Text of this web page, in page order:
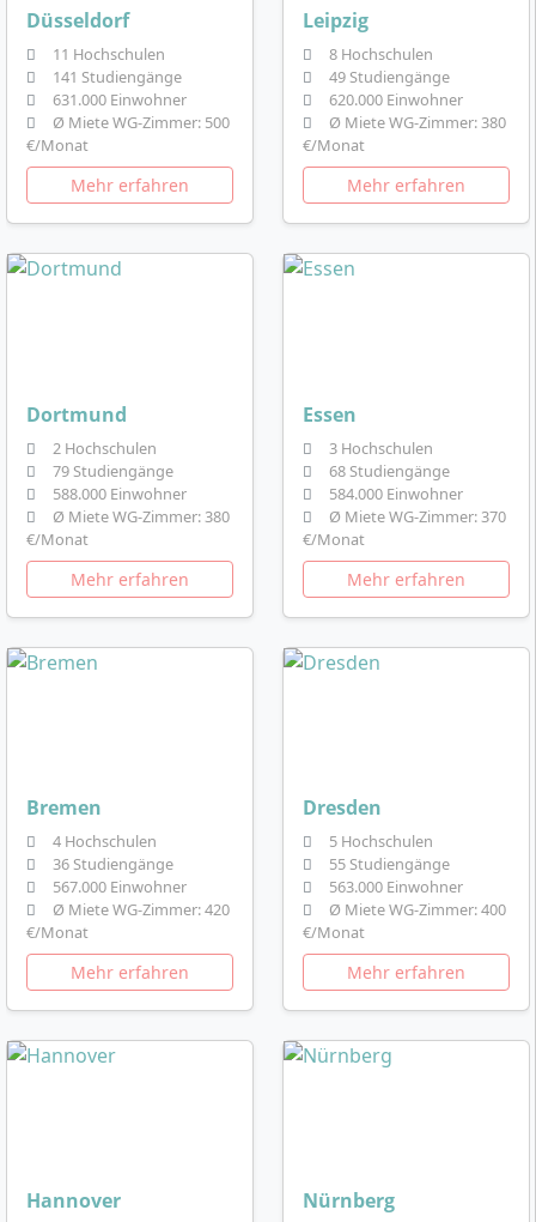
Düsseldorf
11 Hochschulen
141 Studiengänge
631.000 Einwohner
Ø Miete WG-Zimmer: 500
€/Monat
Mehr erfahren
Leipzig
8 Hochschulen
49 Studiengänge
620.000 Einwohner
Ø Miete WG-Zimmer: 380
€/Monat
Mehr erfahren
Dortmund
2 Hochschulen
79 Studiengänge
588.000 Einwohner
Ø Miete WG-Zimmer: 380
€/Monat
Mehr erfahren
Essen
3 Hochschulen
68 Studiengänge
584.000 Einwohner
Ø Miete WG-Zimmer: 370
€/Monat
Mehr erfahren
Bremen
4 Hochschulen
36 Studiengänge
567.000 Einwohner
Ø Miete WG-Zimmer: 420
€/Monat
Mehr erfahren
Dresden
5 Hochschulen
55 Studiengänge
563.000 Einwohner
Ø Miete WG-Zimmer: 400
€/Monat
Mehr erfahren
Hannover Nürnberg